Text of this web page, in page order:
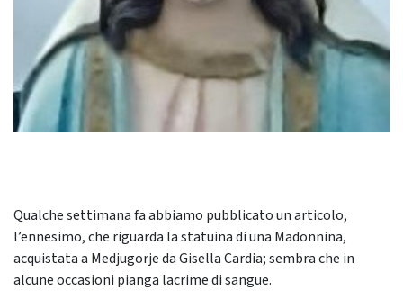
Qualche settimana fa abbiamo pubblicato un articolo,
l’ennesimo, che riguarda la statuina di una Madonnina,
acquistata a Medjugorje da Gisella Cardia; sembra che in
alcune occasioni pianga lacrime di sangue.